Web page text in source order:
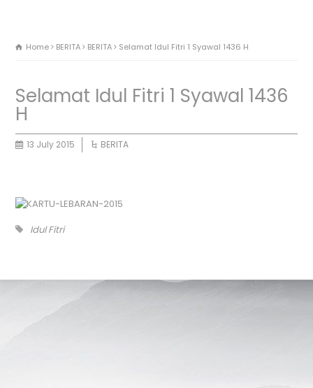
Home BERITA BERITA Selamat Idul Fitri 1 Syawal 1436 H
Selamat Idul Fitri 1 Syawal 1436
H
13 July 2015 BERITA
Idul Fitri